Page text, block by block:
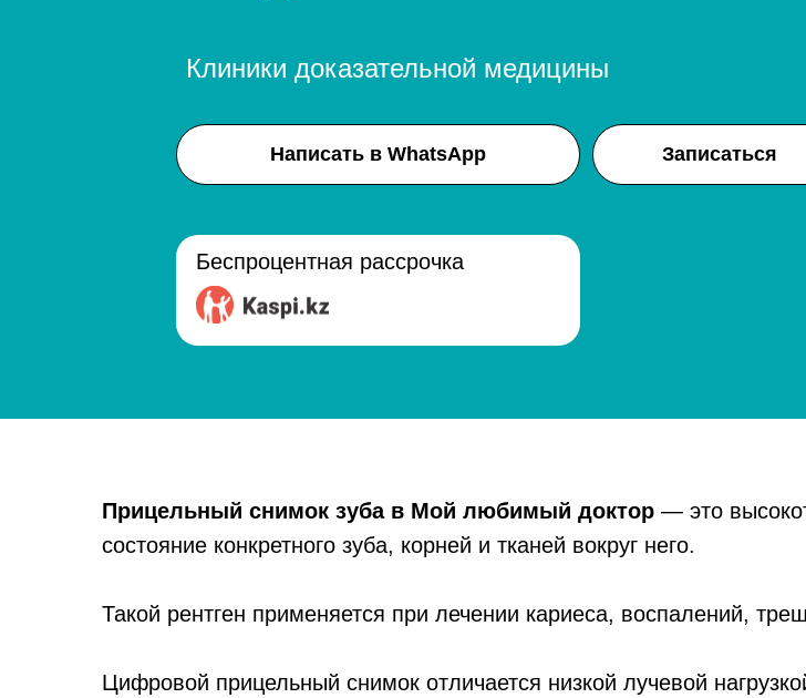
Клиники доказательной медицины
Написать в WhatsApp Записаться
Беспроцентная рассрочка
Прицельный снимок зуба в Мой любимый доктор — это
состояние конкретного зуба, корней и тканей вокруг него.
Такой рентген применяется при лечении кариеса, воспалений,
Цифровой прицельный снимок отличается низкой лучевой